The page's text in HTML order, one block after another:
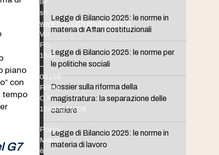
piano
con
tempo
G7
Legge di Bilancio 2025: le norme in
materia di Affari costituzionali
Legge di Bilancio 2025: le norme per
le politiche sociali
Dossier sulla riforma della
magistratura: la separazione delle
carriere
Legge di Bilancio 2025: le norme in
materia di lavoro
IP
srl
www.innovativepublishing.it
Via
Po,
16/B
–
00198
Roma
C.F.
12653211008
Policy
Maker
è